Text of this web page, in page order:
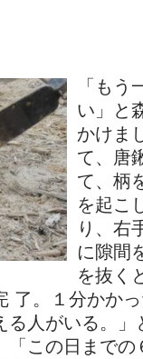
「も
い」と
かけま
て、唐
て、柄
を起こ
り、右
に隙間
を抜く
了。１分かか
る人がいる。
「この日まで